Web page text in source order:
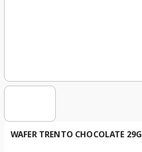
WAFER TRENTO CHOCOLATE 29G